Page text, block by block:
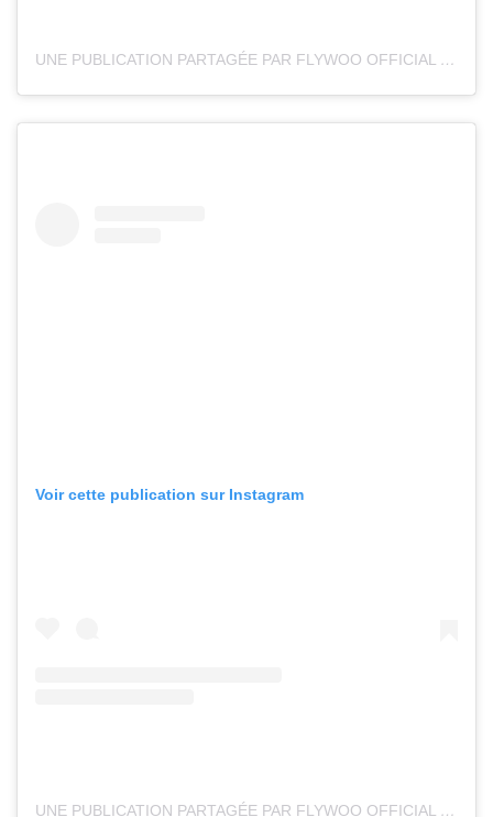
UNE PUBLICATION PARTAGÉE PAR FLYWOO OFFICIAL (@FLYWOOFPV)
Voir cette publication sur Instagram
UNE PUBLICATION PARTAGÉE PAR FLYWOO OFFICIAL (@FLYWOOFPV)